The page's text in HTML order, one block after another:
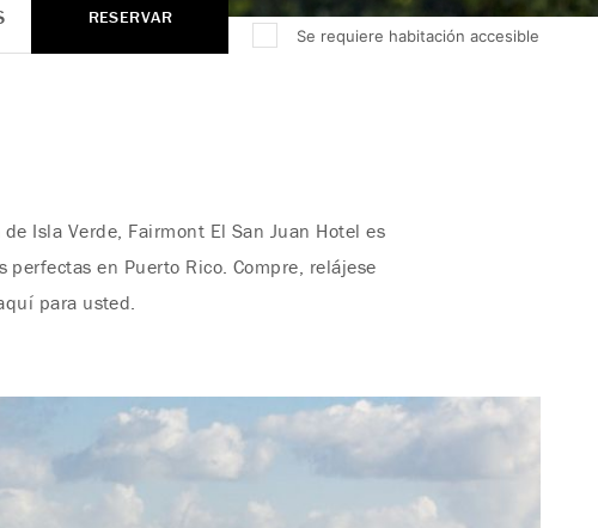
Se requiere habitación accesible
RESERVAR
Isla Verde, Fairmont El San Juan Hotel es
en Puerto Rico. Compre, relájese
para usted.